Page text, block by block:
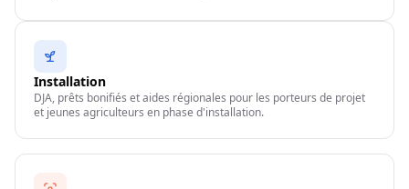
Installation
DJA, prêts bonifiés et aides régionales pour les porteurs de projet
et jeunes agriculteurs en phase d'installation.